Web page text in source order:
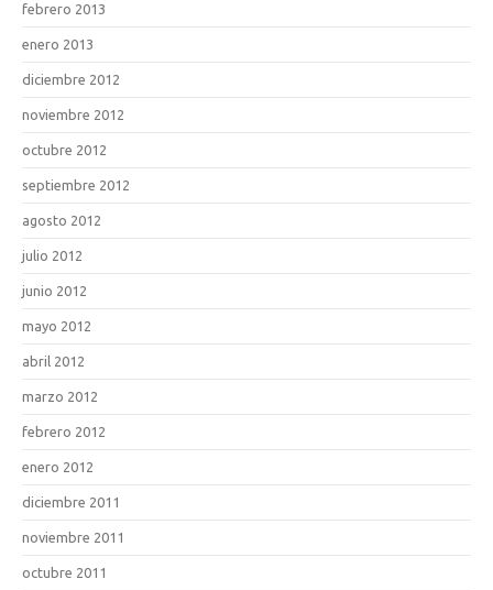
febrero 2013
enero 2013
diciembre 2012
noviembre 2012
octubre 2012
septiembre 2012
agosto 2012
julio 2012
junio 2012
mayo 2012
abril 2012
marzo 2012
febrero 2012
enero 2012
diciembre 2011
noviembre 2011
octubre 2011